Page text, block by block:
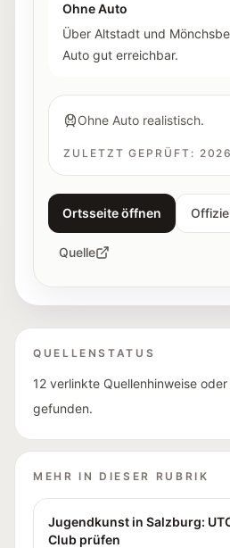
Ohne Auto
Über Altstadt und
Auto gut erreichbar.
Ohne Auto realistisch.
ZULETZT GEPRÜFT:
Ortsseite öffnen
Quelle
QUELLENSTATUS
12 verlinkte Quellenhinweise
gefunden.
MEHR IN DIESER RUBRIK
Jugendkunst in Salzburg:
Club prüfen